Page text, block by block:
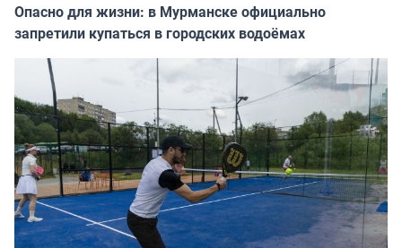
Опасно для жизни: в Мурманске официально
запретили купаться в городских водоёмах